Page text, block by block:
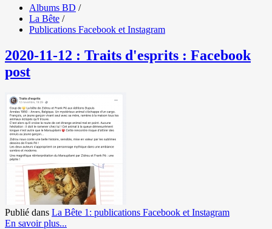
Albums BD /
La Bête /
Publications Facebook et Instagram
2020-11-12 : Traits d'esprits : Facebook
post
Publié dans La Bête 1: publications Facebook et Instagram
En savoir plus...